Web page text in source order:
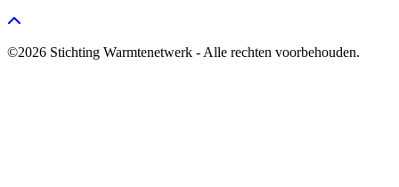
©2026 Stichting Warmtenetwerk - Alle rechten voorbehouden.